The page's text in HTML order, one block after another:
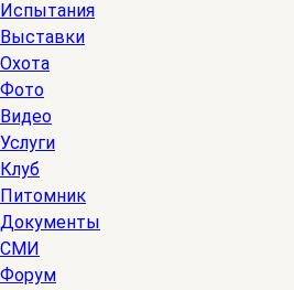
Испытания
Выставки
Охота
Фото
Видео
Услуги
Клуб
Питомник
Документы
СМИ
Форум